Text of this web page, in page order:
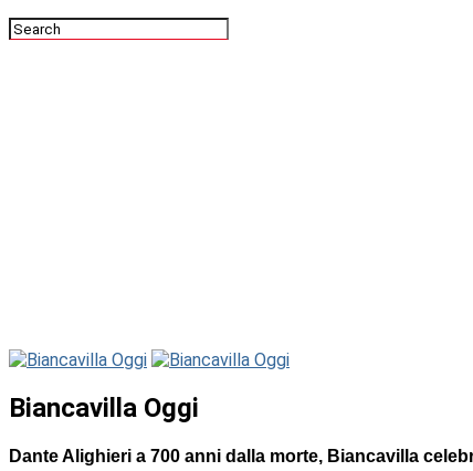
Biancavilla Oggi
Dante Alighieri a 700 anni dalla morte, Biancavilla